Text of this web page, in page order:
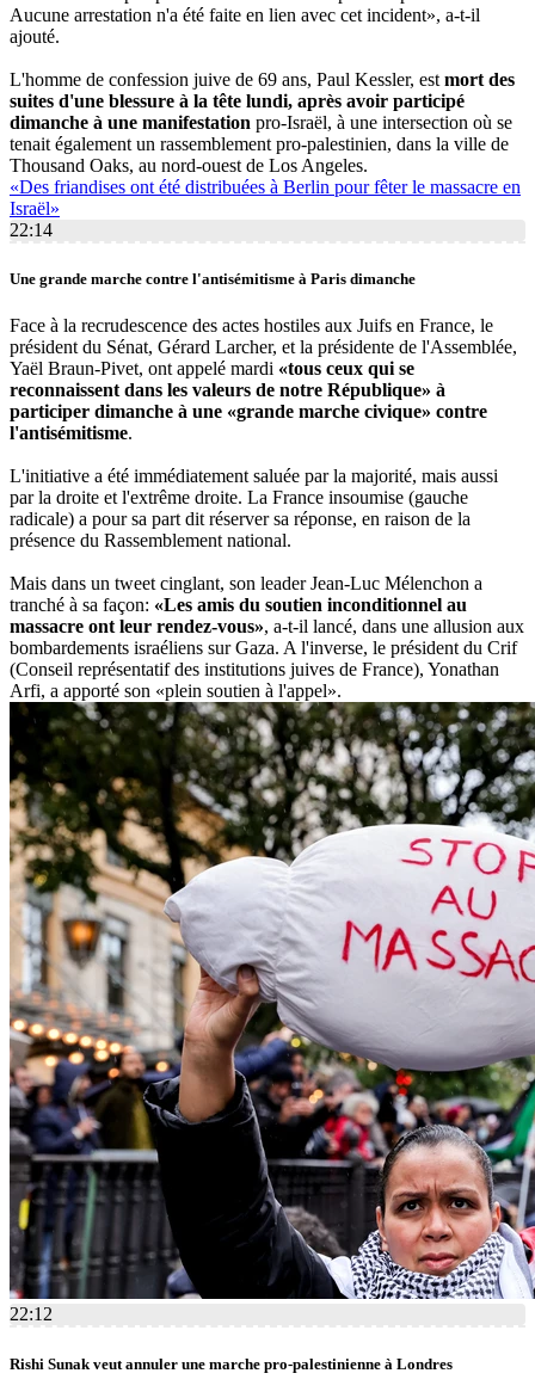
Aucune arrestation n'a été faite en lien avec cet incident», a-t-il
ajouté.
L'homme de confession juive de 69 ans, Paul Kessler, est mort des
suites d'une blessure à la tête lundi, après avoir participé
dimanche à une manifestation pro-Israël, à une intersection où se
tenait également un rassemblement pro-palestinien, dans la ville de
Thousand Oaks, au nord-ouest de Los Angeles.
«Des friandises ont été distribuées à Berlin pour fêter le massacre en
Israël»
22:14
Une grande marche contre l'antisémitisme à Paris dimanche
Face à la recrudescence des actes hostiles aux Juifs en France, le
président du Sénat, Gérard Larcher, et la présidente de l'Assemblée,
Yaël Braun-Pivet, ont appelé mardi «tous ceux qui se
reconnaissent dans les valeurs de notre République» à
participer dimanche à une «grande marche civique» contre
l'antisémitisme.
L'initiative a été immédiatement saluée par la majorité, mais aussi
par la droite et l'extrême droite. La France insoumise (gauche
radicale) a pour sa part dit réserver sa réponse, en raison de la
présence du Rassemblement national.
Mais dans un tweet cinglant, son leader Jean-Luc Mélenchon a
tranché à sa façon: «Les amis du soutien inconditionnel au
massacre ont leur rendez-vous», a-t-il lancé, dans une allusion aux
bombardements israéliens sur Gaza. A l'inverse, le président du Crif
(Conseil représentatif des institutions juives de France), Yonathan
Arfi, a apporté son «plein soutien à l'appel».
22:12
Rishi Sunak veut annuler une marche pro-palestinienne à Londres